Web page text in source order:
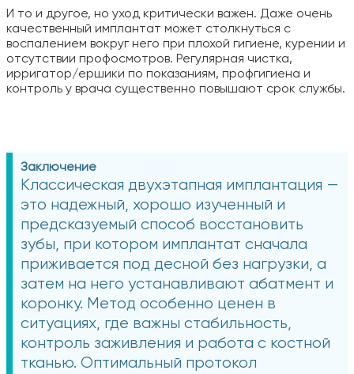
И то и другое, но уход критически важен. Даже очень
качественный имплантат может столкнуться с
воспалением вокруг него при плохой гигиене, курении и
отсутствии профосмотров. Регулярная чистка,
ирригатор/ершики по показаниям, профгигиена и
контроль у врача существенно повышают срок службы.
Заключение
Классическая двухэтапная имплантация —
это надежный, хорошо изученный и
предсказуемый способ восстановить
зубы, при котором имплантат сначала
приживается под десной без нагрузки, а
затем на него устанавливают абатмент и
коронку. Метод особенно ценен в
ситуациях, где важны стабильность,
контроль заживления и работа с костной
тканью. Оптимальный протокол